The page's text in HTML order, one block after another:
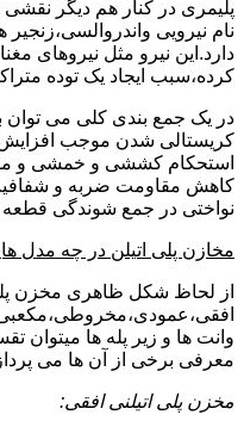
پلیمری در کنار هم دیگر نقشی
نام نیرویی
دارد.این نیرو مثل نیروهای
کرده،سبب ایجاد یک توده
در یک جمع بندی کلی می توان
کریستالی شدن موجب افزایش
استحکام کششی و خمشی و
کاهش مقاومت ضربه و
نواختی در جمع شوندگی قطعه
مخازن پلی اتیلن در چه مدل
از لحاظ شکل ظاهری مخزن پلی
افقی،عمودی،مخروطی،مکعبی
وانت ها و زیر پله ها میتوان
معرفی برخی از آن ها می
مخزن پلی اتیلنی افقی: